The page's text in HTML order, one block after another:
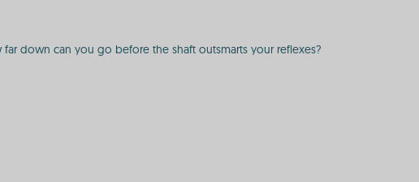
down can you go before the shaft outsmarts your reflexes?